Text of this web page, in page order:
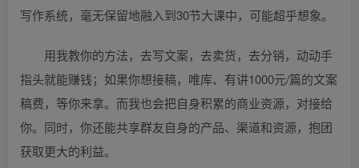
写作系统，毫无保留地融入到30节大课中，可能超乎想象。
用我教你的方法，去写文案，去卖货，去分销，动动手
指头就能赚钱；如果你想接稿，唯库、有讲1000元/篇的文案
稿费，等你来拿。而我也会把自身积累的商业资源，对接给
你。同时，你还能共享群友自身的产品、渠道和资源，抱团
获取更大的利益。